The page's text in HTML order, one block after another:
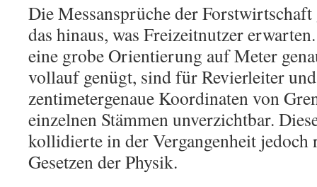
Die Messansprüche der
das hinaus, was Freizeitnutzer
eine grobe Orientierung auf Meter
vollauf genügt, sind für Revierleiter
zentimetergenaue Koordinaten von
einzelnen Stämmen unverzichtbar.
kollidierte in der Vergangenheit jedoch
Gesetzen der Physik.